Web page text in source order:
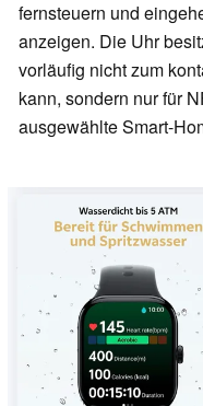
fernsteuern und
anzeigen. Die Uhr
vorläufig nicht zum
kann, sondern nur für
ausgewählte Smart-